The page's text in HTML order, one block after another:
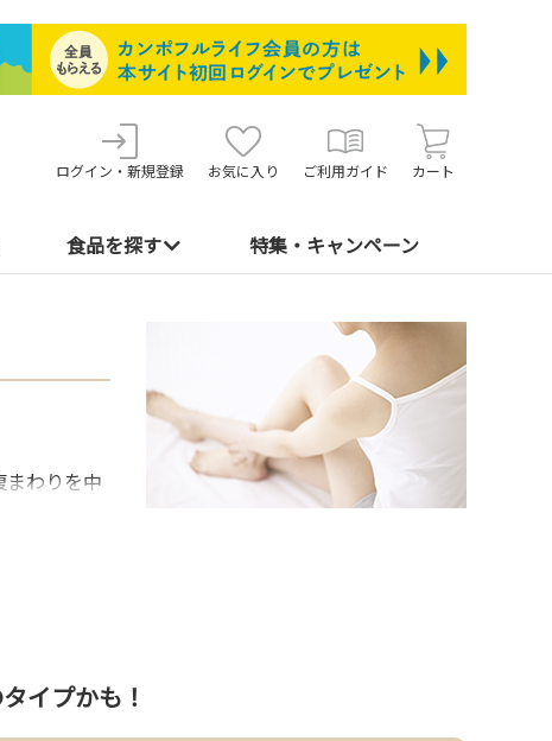
ログイン・新規登録 お気に入り ご利用ガイド カート
食品を探す 特集・キャンペーン
わりを中
を抑える
イプかも！